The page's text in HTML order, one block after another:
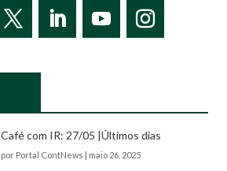
Café com IR: 27/05 |Últimos dias
por Portal ContNews | maio 26, 2025